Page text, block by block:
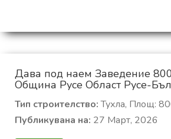
Дава под наем Заведение
Община Русе Област Русе-
Тип строителство:Тухла, Площ:
Публикувана на: 27 Март, 2026